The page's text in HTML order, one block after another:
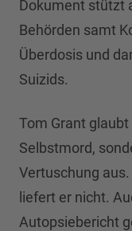
Dokument stützt
Behörden samt
Überdosis und
Suizids.
Tom Grant
Selbstmord,
Vertuschung
liefert er nicht.
Autopsiebericht